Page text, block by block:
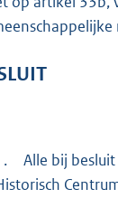
Alle bij